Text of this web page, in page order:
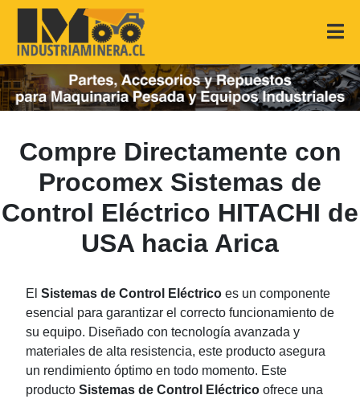
Compre Directamente con
Procomex Sistemas de
Control Eléctrico HITACHI de
USA hacia Arica
El Sistemas de Control Eléctrico es un componente
esencial para garantizar el correcto funcionamiento de
su equipo. Diseñado con tecnología avanzada y
materiales de alta resistencia, este producto asegura
un rendimiento óptimo en todo momento. Este
producto Sistemas de Control Eléctrico ofrece una